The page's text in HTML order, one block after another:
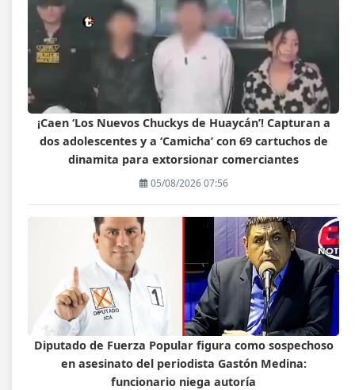
¡Caen ‘Los Nuevos Chuckys de Huaycán’! Capturan a
dos adolescentes y a ‘Camicha’ con 69 cartuchos de
dinamita para extorsionar comerciantes
05/08/2026 07:56
Diputado de Fuerza Popular figura como sospechoso
en asesinato del periodista Gastón Medina:
funcionario niega autoría